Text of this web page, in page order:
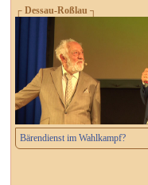
┌ Dessau-Roßlau ┐
Bärendienst im Wahlkampf?